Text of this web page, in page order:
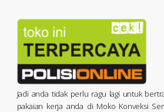
Jadi anda tidak perlu ragu lagi untuk
pakaian kerja anda di Moko Konveksi